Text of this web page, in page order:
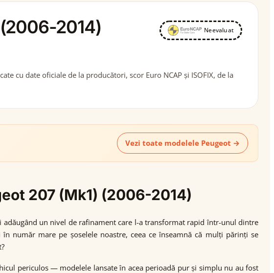
2014) Neevaluat
cu date oficiale de la producători, scor Euro NCAP și ISOFIX, de la
Vezi toate modelele Peugeot →
207 (Mk1) (2006-2014)
un nivel de rafinament care l-a transformat rapid într-unul dintre
număr mare pe șoselele noastre, ceea ce înseamnă că mulți părinți se
periculos — modelele lansate în acea perioadă pur și simplu nu au fost